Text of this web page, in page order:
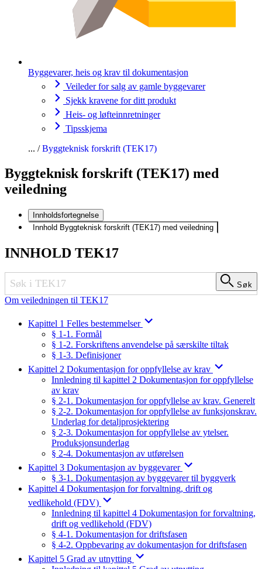
Byggevarer, heis og krav til dokumentasjon
Veileder for salg av gamle byggevarer
Sjekk kravene for ditt produkt
Heis- og løfteinnretninger
Tipsskjema
Byggteknisk forskrift (TEK17)
Byggteknisk forskrift (TEK17) med
veiledning
Innholdsfortegnelse
Innhold Byggteknisk forskrift (TEK17) med veiledning
INNHOLD TEK17
Søk
Om veiledningen til TEK17
Kapittel 1 Felles bestemmelser
§ 1-1. Formål
§ 1-2. Forskriftens anvendelse på særskilte tiltak
§ 1-3. Definisjoner
Kapittel 2 Dokumentasjon for oppfyllelse av krav
Innledning til kapittel 2 Dokumentasjon for oppfyllelse
av krav
§ 2-1. Dokumentasjon for oppfyllelse av krav. Generelt
§ 2-2. Dokumentasjon for oppfyllelse av funksjonskrav.
Underlag for detaljprosjektering
§ 2-3. Dokumentasjon for oppfyllelse av ytelser.
Produksjonsunderlag
§ 2-4. Dokumentasjon av utførelsen
Kapittel 3 Dokumentasjon av byggevarer
§ 3-1. Dokumentasjon av byggevarer til byggverk
Kapittel 4 Dokumentasjon for forvaltning, drift og
vedlikehold (FDV)
Innledning til kapittel 4 Dokumentasjon for forvaltning,
drift og vedlikehold (FDV)
§ 4-1. Dokumentasjon for driftsfasen
§ 4-2. Oppbevaring av dokumentasjon for driftsfasen
Kapittel 5 Grad av utnytting